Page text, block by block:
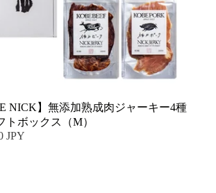
NICK】無添加熟成肉ジャーキー4種
トボックス（M）
JPY